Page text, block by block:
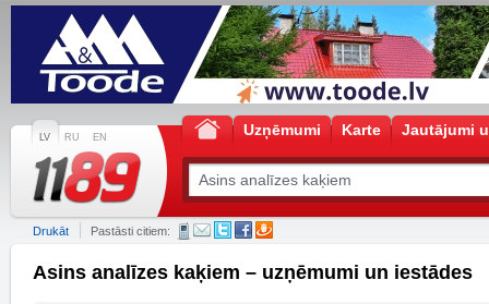
LV RU EN Uzņēmumi Karte Jautājumi
Drukāt Pastāsti citiem:
Asins analīzes kaķiem – uzņēmumi un iestādes